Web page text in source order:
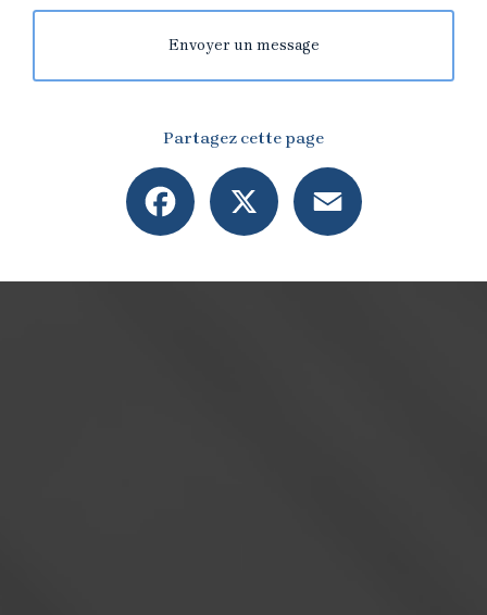
Envoyer un message
Partagez cette page
Facebook